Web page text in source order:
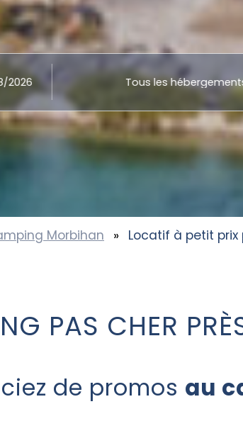
Morbihan » Locatif à petit prix
PAS CHER
de promos au